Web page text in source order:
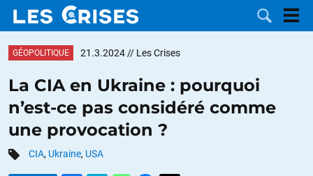
DOSSIERS
CATÉGORIES
GÉOPOLITIQUE 21.3.2024 // Les Crises
La CIA en Ukraine : pourquoi
n’est-ce pas considéré comme
une provocation ?
CIA, Ukraine, USA